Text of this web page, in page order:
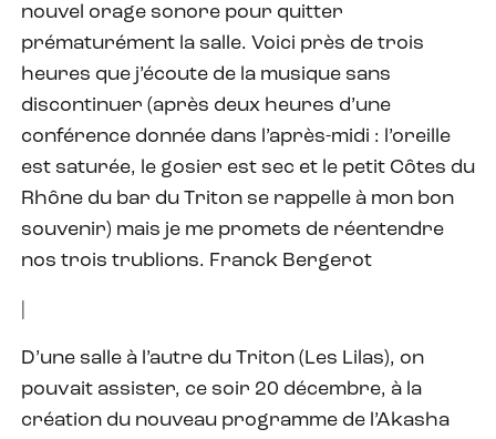
nouvel orage sonore pour quitter
prématurément la salle. Voici près de trois
heures que j’écoute de la musique sans
discontinuer (après deux heures d’une
conférence donnée dans l’après-midi : l’oreille
est saturée, le gosier est sec et le petit Côtes du
Rhône du bar du Triton se rappelle à mon bon
souvenir) mais je me promets de réentendre
nos trois trublions. Franck Bergerot
D’une salle à l’autre du Triton (Les Lilas), on
pouvait assister, ce soir 20 décembre, à la
création du nouveau programme de l’Akasha